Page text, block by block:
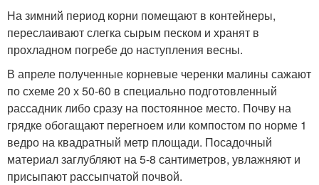
На зимний период корни помещают в контейнеры,
переслаивают слегка сырым песком и хранят в
прохладном погребе до наступления весны.
В апреле полученные корневые черенки малины сажают
по схеме 20 х 50-60 в специально подготовленный
рассадник либо сразу на постоянное место. Почву на
грядке обогащают перегноем или компостом по норме 1
ведро на квадратный метр площади. Посадочный
материал заглубляют на 5-8 сантиметров, увлажняют и
присыпают рассыпчатой почвой.